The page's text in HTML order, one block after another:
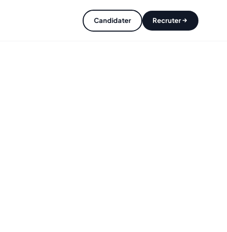
Candidater Recruter